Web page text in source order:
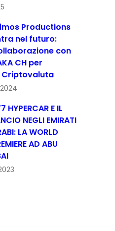
Productions
nel futuro:
con
CH per
Criptovaluta
HYPERCAR E IL
NEGLI EMIRATI
LA WORLD
AD ABU